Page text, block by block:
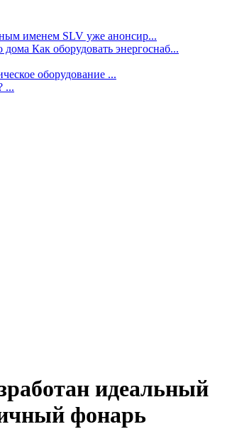
именем SLV уже анонсир...
Как оборудовать энергоснаб...
оборудование ...
...
идеальный
фонарь